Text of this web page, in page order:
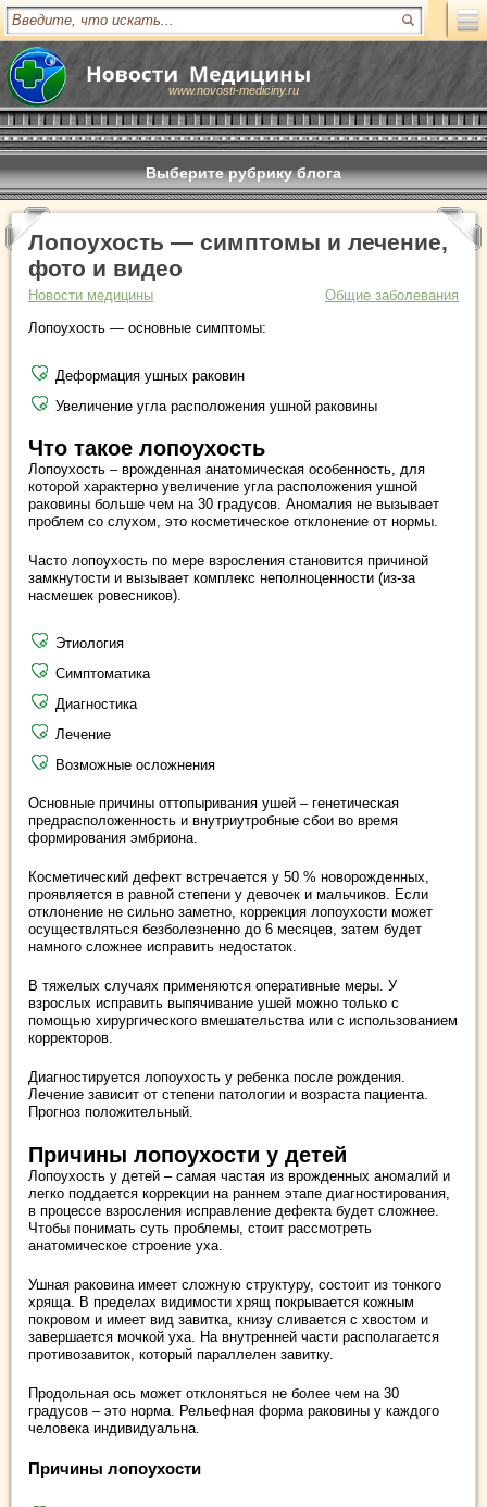
www.novosti-mediciny.ru
Выберите рубрику блога
Лопоухость — симптомы и лечение,
фото и видео
Новости медицины
Общие заболевания
Лопоухость — основные симптомы:
Деформация ушных раковин
Увеличение угла расположения ушной раковины
Что такое лопоухость
Лопоухость – врожденная анатомическая особенность, для
которой характерно увеличение угла расположения ушной
раковины больше чем на 30 градусов. Аномалия не вызывает
проблем со слухом, это косметическое отклонение от нормы.
Часто лопоухость по мере взросления становится причиной
замкнутости и вызывает комплекс неполноценности (из-за
насмешек ровесников).
Этиология
Симптоматика
Диагностика
Лечение
Возможные осложнения
Основные причины оттопыривания ушей – генетическая
предрасположенность и внутриутробные сбои во время
формирования эмбриона.
Косметический дефект встречается у 50 % новорожденных,
проявляется в равной степени у девочек и мальчиков. Если
отклонение не сильно заметно, коррекция лопоухости может
осуществляться безболезненно до 6 месяцев, затем будет
намного сложнее исправить недостаток.
В тяжелых случаях применяются оперативные меры. У
взрослых исправить выпячивание ушей можно только с
помощью хирургического вмешательства или с использованием
корректоров.
Диагностируется лопоухость у ребенка после рождения.
Лечение зависит от степени патологии и возраста пациента.
Прогноз положительный.
Причины лопоухости у детей
Лопоухость у детей – самая частая из врожденных аномалий и
легко поддается коррекции на раннем этапе диагностирования,
в процессе взросления исправление дефекта будет сложнее.
Чтобы понимать суть проблемы, стоит рассмотреть
анатомическое строение уха.
Ушная раковина имеет сложную структуру, состоит из тонкого
хряща. В пределах видимости хрящ покрывается кожным
покровом и имеет вид завитка, книзу сливается с хвостом и
завершается мочкой уха. На внутренней части располагается
противозавиток, который параллелен завитку.
Продольная ось может отклоняться не более чем на 30
градусов – это норма. Рельефная форма раковины у каждого
человека индивидуальна.
Причины лопоухости